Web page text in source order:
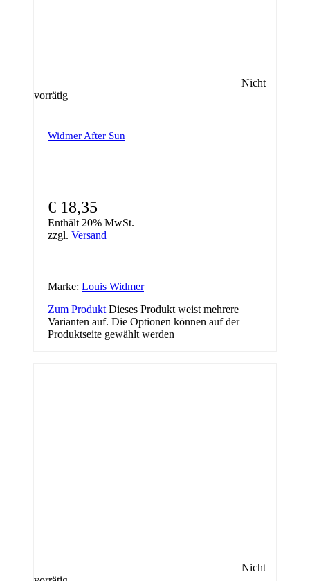
Nicht
vorrätig
Widmer After Sun
€ 18,35
Enthält 20% MwSt.
zzgl. Versand
Marke: Louis Widmer
Zum Produkt Dieses Produkt weist mehrere
Varianten auf. Die Optionen können auf der
Produktseite gewählt werden
Nicht